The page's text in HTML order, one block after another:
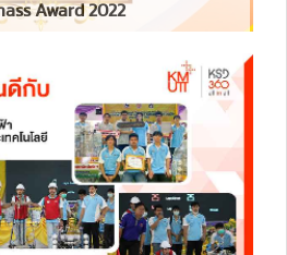
Award 2022